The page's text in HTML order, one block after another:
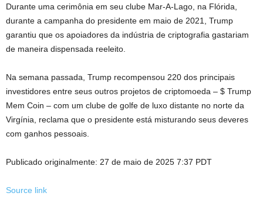
Durante uma cerimônia em seu clube Mar-A-Lago, na Flórida,
durante a campanha do presidente em maio de 2021, Trump
garantiu que os apoiadores da indústria de criptografia gastariam
de maneira dispensada reeleito.
Na semana passada, Trump recompensou 220 dos principais
investidores entre seus outros projetos de criptomoeda – $ Trump
Mem Coin – com um clube de golfe de luxo distante no norte da
Virgínia, reclama que o presidente está misturando seus deveres
com ganhos pessoais.
Publicado originalmente: 27 de maio de 2025 7:37 PDT
Source link